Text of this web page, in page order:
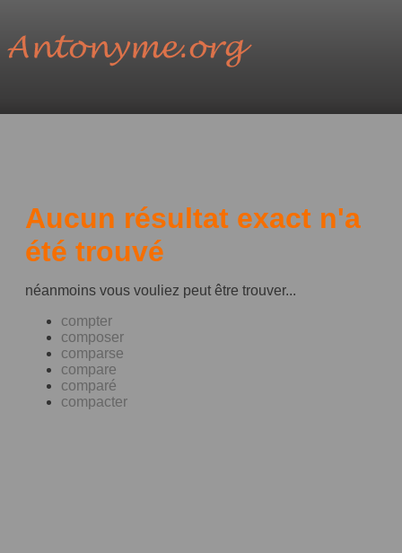
Aucun résultat exact n'a
été trouvé
néanmoins vous vouliez peut être trouver...
compter
composer
comparse
compare
comparé
compacter